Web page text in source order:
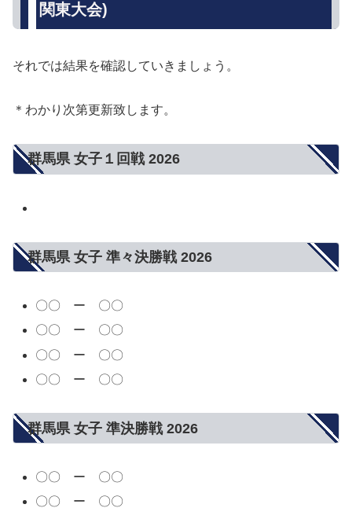
関東大会)
それでは結果を確認していきましょう。
＊わかり次第更新致します。
群馬県 女子１回戦 2026
群馬県 女子 準々決勝戦 2026
〇〇 ー 〇〇
〇〇 ー 〇〇
〇〇 ー 〇〇
〇〇 ー 〇〇
群馬県 女子 準決勝戦 2026
〇〇 ー 〇〇
〇〇 ー 〇〇